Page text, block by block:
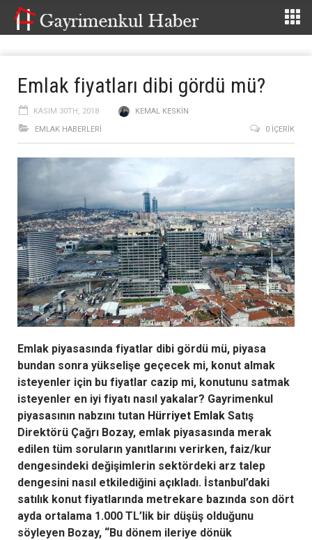
Emlak fiyatları dibi gördü mü?
KASIM 30TH, 2018
KEMAL KESKIN
EMLAK HABERLERI
0 İÇERIK
Emlak piyasasında fiyatlar dibi gördü mü, piyasa
bundan sonra yükselişe geçecek mi, konut almak
isteyenler için bu fiyatlar cazip mi, konutunu satmak
isteyenler en iyi fiyatı nasıl yakalar? Gayrimenkul
piyasasının nabzını tutan Hürriyet Emlak Satış
Direktörü Çağrı Bozay, emlak piyasasında merak
edilen tüm soruların yanıtlarını verirken, faiz/kur
dengesindeki değişimlerin sektördeki arz talep
dengesini nasıl etkilediğini açıkladı. İstanbul’daki
satılık konut fiyatlarında metrekare bazında son dört
ayda ortalama 1.000 TL’lik bir düşüş olduğunu
söyleyen Bozay, “Bu dönem ileriye dönük